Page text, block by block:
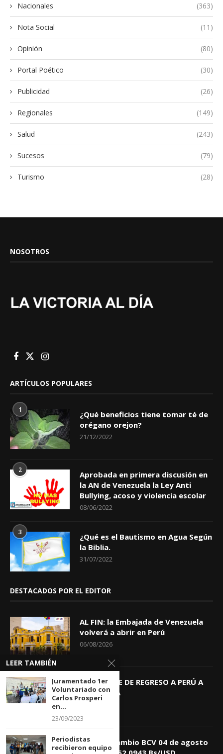
Nacionales (363)
Nota Social (11)
Opinión (80)
Portal Poético (30)
Publicidad (26)
Regionales (149)
Salud (243)
Sucesos (79)
Turismo (28)
NOSOTROS
ARTÍCULOS POPULARES
1
¿Qué beneficios tiene tomar té de
orégano orejon?
21/12/2022
2
Aprobada en primera discusión en
la AN de Venezuela la Ley Anti
Bullying, acoso y violencia escolar
08/06/2022
3
¿Qué es el Bautismo en Agua Según
la Biblia.
31/07/2022
DESTACADOS POR EL EDITOR
AL FIN: la Embajada de Venezuela
volverá a abrir en Perú
06/08/2026
KEIKO TRAE DE REGRESO A PERÚ A
GIOVANNA
04/08/2026
Tasa de Cambio BCV 04 de agosto
LEER TAMBIÉN
Juramentado 1er
Voluntariado con
Carlos Prosperi
en...
23/09/2023
Periodistas
recibieron equipo